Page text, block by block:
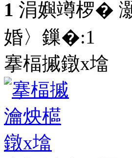
1 涓嬩竴椤�
婚〉鏁�:1
搴楅摵鐓х墖